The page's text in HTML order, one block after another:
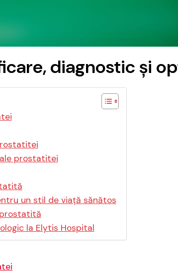
diagnostic și
prostatitei
un stil de viață sănătos
la Elytis Hospital